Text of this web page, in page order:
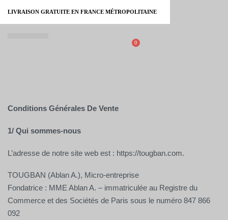
LIVRAISON GRATUITE EN FRANCE MÉTROPOLITAINE
0
Conditions Générales De Vente
1/ Qui sommes-nous
L’adresse de notre site web est : https://tougban.com.
TOUGBAN (Ablan A.), Micro-entreprise
Fondatrice : MME Ablan A. – immatriculée au Registre du
Commerce et des Sociétés de Paris sous le numéro 847 866
092